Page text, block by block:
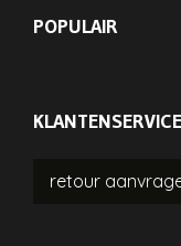
POPULAIR
KLANTENSERVICE
retour